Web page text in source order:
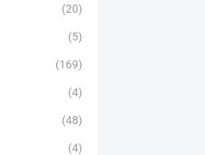
(20)
(5)
(169)
(4)
(48)
(4)